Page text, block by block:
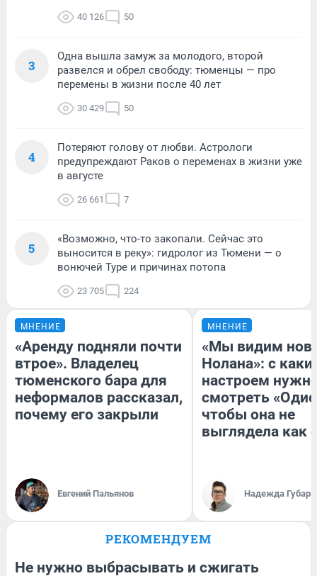
40 126 50
3
Одна вышла замуж за молодого, второй
развелся и обрел свободу: тюменцы — про
перемены в жизни после 40 лет
30 429 50
4
Потеряют голову от любви. Астрологи
предупреждают Раков о переменах в жизни уже
в августе
26 661 7
5
«Возможно, что-то закопали. Сейчас это
выносится в реку»: гидролог из Тюмени — о
вонючей Туре и причинах потопа
23 705 224
МНЕНИЕ
«Аренду подняли почти
втрое». Владелец
тюменского бара для
неформалов рассказал,
почему его закрыли
Евгений Пальянов
МНЕНИЕ
«Мы видим
Нолана»: с
настроем
смотреть
чтобы она не
выглядела как
Надежда Губарь
РЕКОМЕНДУЕМ
Не нужно выбрасывать и сжигать